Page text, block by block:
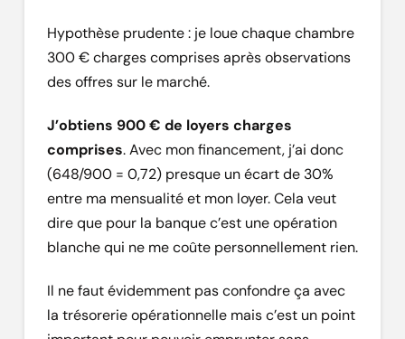
Hypothèse prudente : je loue chaque chambre
300 € charges comprises après observations
des offres sur le marché.
J’obtiens 900 € de loyers charges
comprises. Avec mon financement, j’ai donc
(648/900 = 0,72) presque un écart de 30%
entre ma mensualité et mon loyer. Cela veut
dire que pour la banque c’est une opération
blanche qui ne me coûte personnellement rien.
Il ne faut évidemment pas confondre ça avec
la trésorerie opérationnelle mais c’est un point